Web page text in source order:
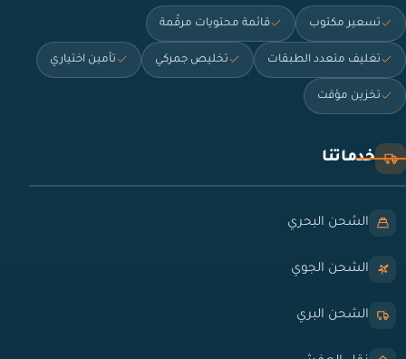
تسعير مكتوب قائمة محتويات مرقّمة
تغليف متعدد الطبقات تخليص جمركي تأمين اختياري
تخزين مؤقت
خدماتنا
الشحن البحري
الشحن الجوي
الشحن البري